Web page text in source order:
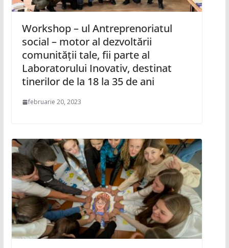
Workshop – ul Antreprenoriatul
social – motor al dezvoltării
comunității tale, fii parte al
Laboratorului Inovativ, destinat
tinerilor de la 18 la 35 de ani
februarie 20, 2023